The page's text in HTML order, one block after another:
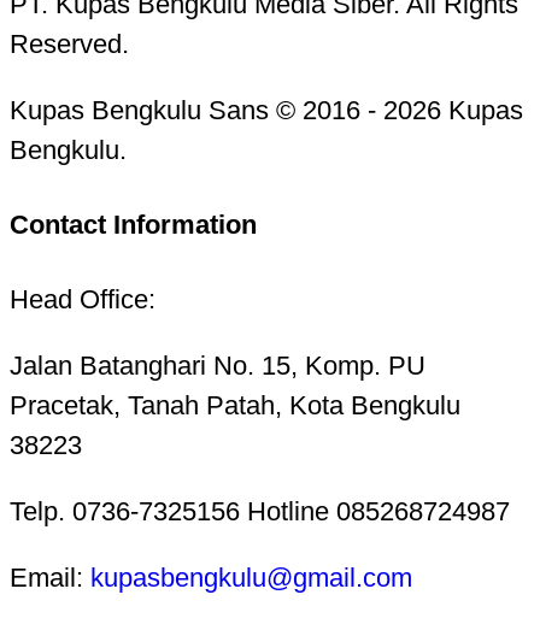
Reserved.
Kupas Bengkulu Sans © 2016 - 2026 Kupas
Bengkulu.
Contact Information
Head Office:
Jalan Batanghari No. 15, Komp. PU
Pracetak, Tanah Patah, Kota Bengkulu
38223
Telp. 0736-7325156 Hotline 085268724987
Email: kupasbengkulu@gmail.com